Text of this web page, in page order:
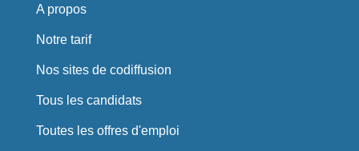
A propos
Notre tarif
Nos sites de codiffusion
Tous les candidats
Toutes les offres d'emploi